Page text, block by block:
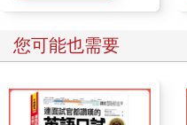
您可能也需要